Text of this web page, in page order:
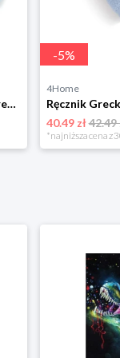
4Home Komplet Bamboo Premium ręczników jasnoniebieski, 70 x 140 cm, 50 x 100 cm
-5%
4Home
40.49 zł42.49
*najniższa cena z